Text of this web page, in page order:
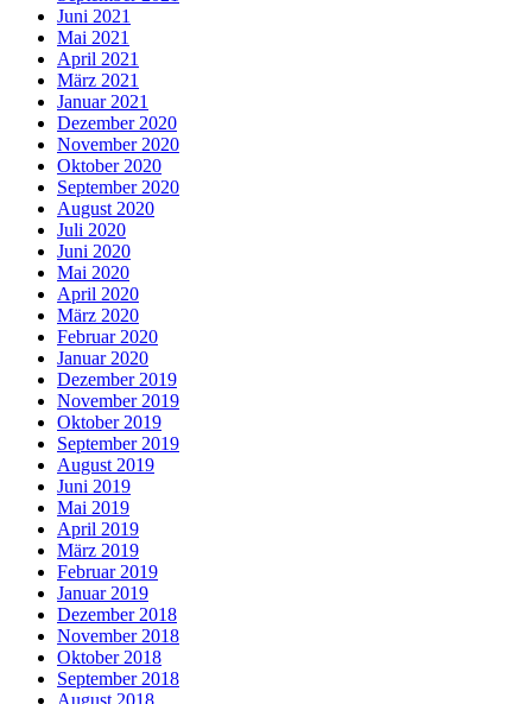
Juni 2021
Mai 2021
April 2021
März 2021
Januar 2021
Dezember 2020
November 2020
Oktober 2020
September 2020
August 2020
Juli 2020
Juni 2020
Mai 2020
April 2020
März 2020
Februar 2020
Januar 2020
Dezember 2019
November 2019
Oktober 2019
September 2019
August 2019
Juni 2019
Mai 2019
April 2019
März 2019
Februar 2019
Januar 2019
Dezember 2018
November 2018
Oktober 2018
September 2018